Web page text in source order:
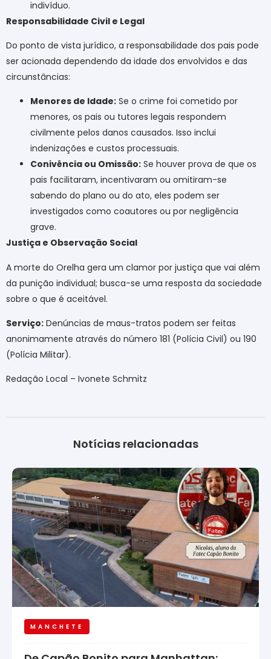
indivíduo.
Responsabilidade Civil e Legal
Do ponto de vista jurídico, a responsabilidade dos pais pode
ser acionada dependendo da idade dos envolvidos e das
circunstâncias:
Menores de Idade: Se o crime foi cometido por
menores, os pais ou tutores legais respondem
civilmente pelos danos causados. Isso inclui
indenizações e custos processuais.
Conivência ou Omissão: Se houver prova de que os
pais facilitaram, incentivaram ou omitiram-se
sabendo do plano ou do ato, eles podem ser
investigados como coautores ou por negligência
grave.
Justiça e Observação Social
A morte do Orelha gera um clamor por justiça que vai além
da punição individual; busca-se uma resposta da sociedade
sobre o que é aceitável.
Serviço: Denúncias de maus-tratos podem ser feitas
anonimamente através do número 181 (Polícia Civil) ou 190
(Polícia Militar).
Redação Local – Ivonete Schmitz
Notícias relacionadas
MANCHETE